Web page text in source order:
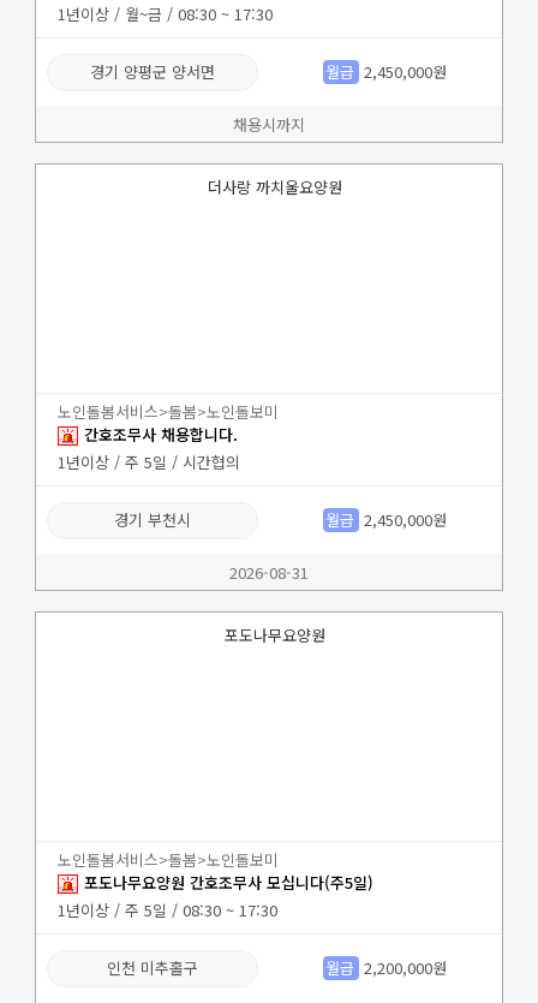
1년이상 / 월~금 / 08:30 ~ 17:30
경기 양평군 양서면 월급 2,450,000원
채용시까지
더사랑 까치울요양원
노인돌봄서비스>돌봄>노인돌보미
간호조무사 채용합니다.
1년이상 / 주 5일 / 시간협의
경기 부천시 월급 2,450,000원
2026-08-31
포도나무요양원
노인돌봄서비스>돌봄>노인돌보미
포도나무요양원 간호조무사 모십니다(주5일)
1년이상 / 주 5일 / 08:30 ~ 17:30
인천 미추홀구 월급 2,200,000원